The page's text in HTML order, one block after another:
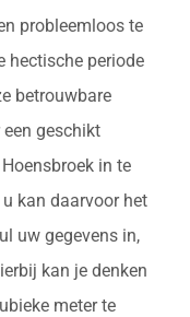
probleemloos te
hectische periode
betrouwbare
geschikt
in te
kan daarvoor het
uw gegevens in,
kan je denken
meter te